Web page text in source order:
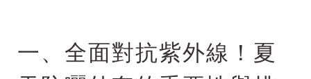
一、全面對抗紫外線！夏